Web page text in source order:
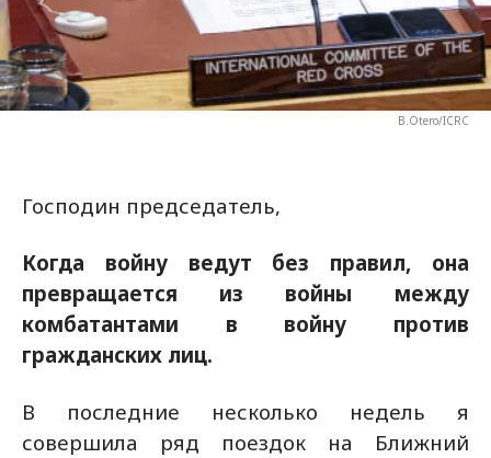
B.Otero/ICRC
Господин председатель,
Когда войну ведут без правил, она
превращается из войны между
комбатантами в войну против
гражданских лиц.
В последние несколько недель я
совершила ряд поездок на Ближний